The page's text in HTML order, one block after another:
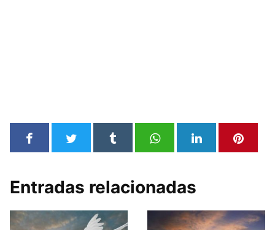
Entradas relacionadas